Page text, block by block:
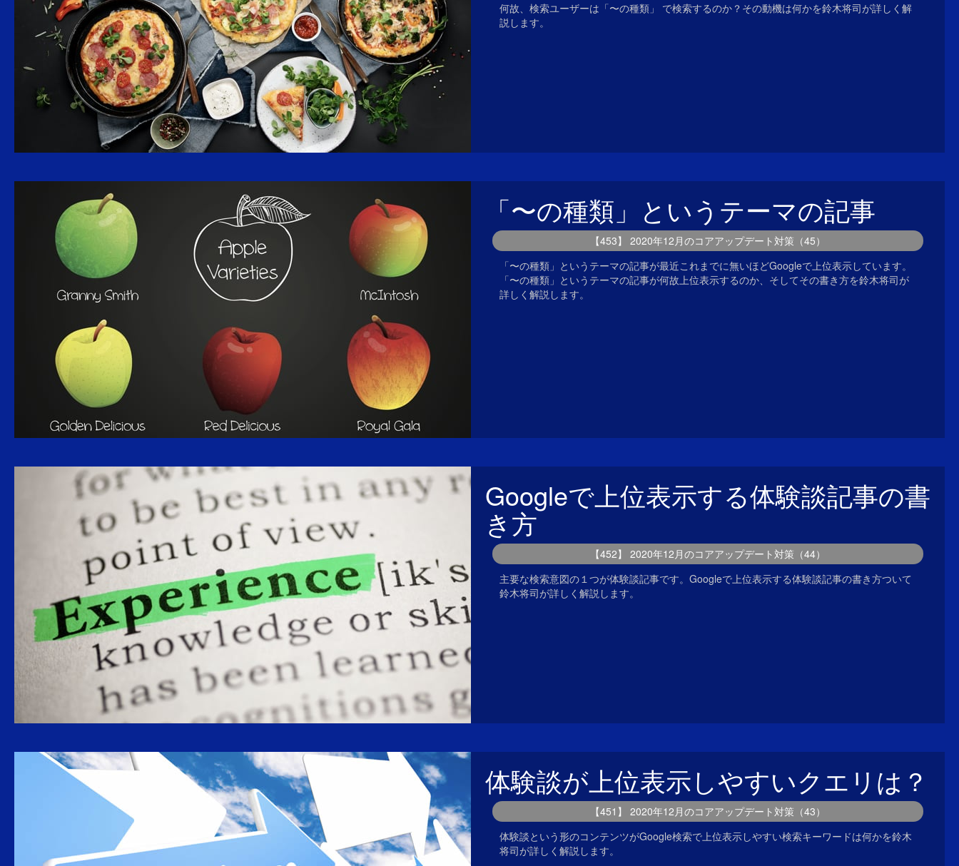
何故、検索ユーザーは「〜の種類」 で検索するのか？その動機は何かを鈴木将司が詳しく解
説します。
「〜の種類」というテーマの記事
【453】 2020年12月のコアアップデート対策（45）
「〜の種類」というテーマの記事が最近これまでに無いほどGoogleで上位表示しています。
「〜の種類」というテーマの記事が何故上位表示するのか、そしてその書き方を鈴木将司が
詳しく解説します。
Googleで上位表示する体験談記事の書
き方
【452】 2020年12月のコアアップデート対策（44）
主要な検索意図の１つが体験談記事です。Googleで上位表示する体験談記事の書き方ついて
鈴木将司が詳しく解説します。
体験談が上位表示しやすいクエリは？
【451】 2020年12月のコアアップデート対策（43）
体験談という形のコンテンツがGoogle検索で上位表示しやすい検索キーワードは何かを鈴木
将司が詳しく解説します。